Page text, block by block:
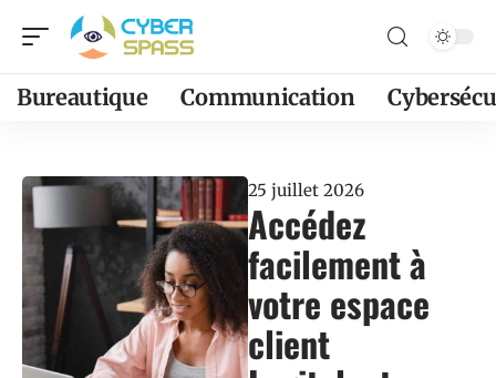
Bureautique Communication
25 juillet 2026
Accédez
facilement à
votre espace
client